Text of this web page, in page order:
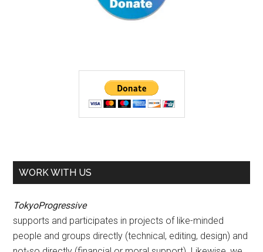
WORK WITH US
TokyoProgressive
supports and participates in projects of like-minded
people and groups directly (technical, editing, design) and